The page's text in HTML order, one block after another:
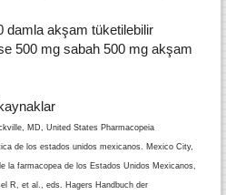
damla akşam tüketilebilir
500 mg sabah 500 mg akşam
MD, United States Pharmacopeia
de los estados unidos mexicanos. Mexico City,
la farmacopea de los Estados Unidos Mexicanos,
R, et al., eds. Hagers Handbuch der